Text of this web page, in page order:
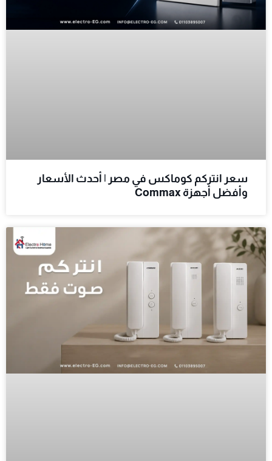
سعر انتركم كوماكس في مصر | أحدث الأسعار
وأفضل أجهزة Commax